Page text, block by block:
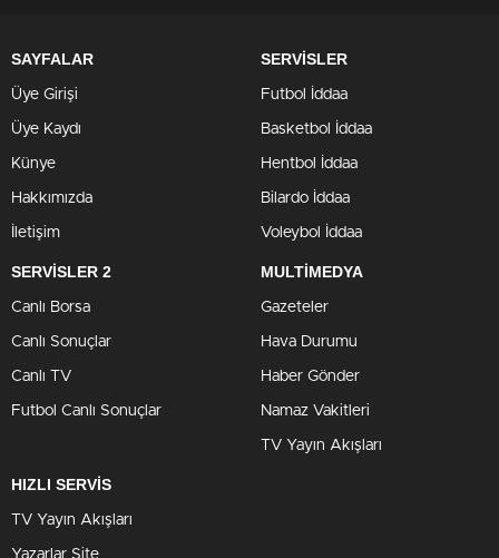
SAYFALAR
Üye Girişi
Üye Kaydı
Künye
Hakkımızda
İletişim
SERVİSLER
Futbol İddaa
Basketbol İddaa
Hentbol İddaa
Bilardo İddaa
Voleybol İddaa
SERVİSLER 2
Canlı Borsa
Canlı Sonuçlar
Canlı TV
Futbol Canlı Sonuçlar
MULTİMEDYA
Gazeteler
Hava Durumu
Haber Gönder
Namaz Vakitleri
TV Yayın Akışları
HIZLI SERVİS
TV Yayın Akışları
Yazarlar Site